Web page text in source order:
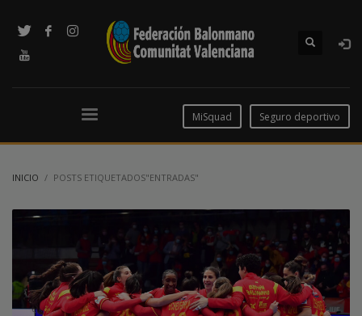
MiSquad Seguro deportivo
INICIO POSTS ETIQUETADOS"ENTRADAS"